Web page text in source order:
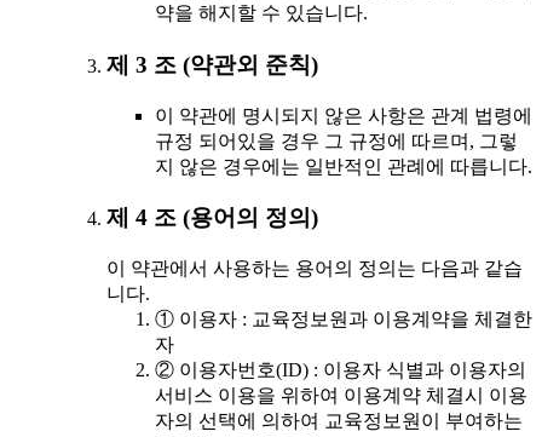
약을 해지할 수 있습니다.
제 3 조 (약관외 준칙)
이 약관에 명시되지 않은 사항은 관계 법령에
규정 되어있을 경우 그 규정에 따르며, 그렇
지 않은 경우에는 일반적인 관례에 따릅니다.
제 4 조 (용어의 정의)
이 약관에서 사용하는 용어의 정의는 다음과 같습
니다.
① 이용자 : 교육정보원과 이용계약을 체결한
자
② 이용자번호(ID) : 이용자 식별과 이용자의
서비스 이용을 위하여 이용계약 체결시 이용
자의 선택에 의하여 교육정보원이 부여하는